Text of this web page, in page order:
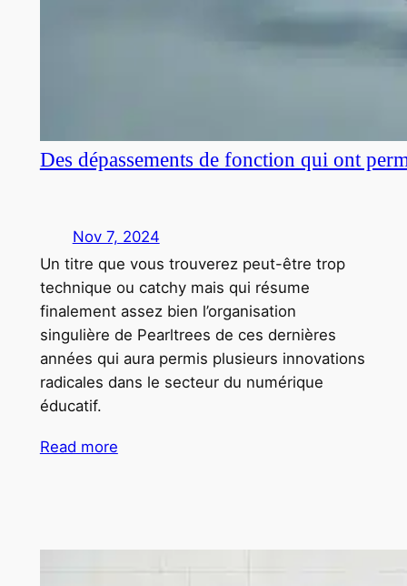
Des dépassements de fonction qui ont
Nov 7, 2024
Un titre que vous trouverez peut-être trop
technique ou catchy mais qui résume
finalement assez bien l’organisation
singulière de Pearltrees de ces dernières
années qui aura permis plusieurs innovations
radicales dans le secteur du numérique
éducatif.
Read more